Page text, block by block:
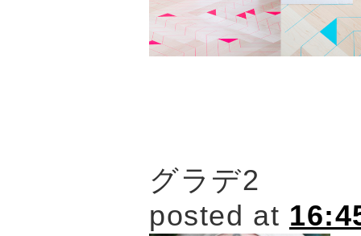
グラデ2
posted at